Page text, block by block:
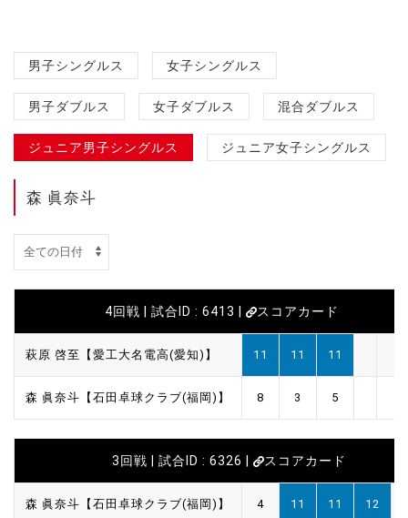
男子シングルス 女子シングルス
男子ダブルス 女子ダブルス 混合ダブルス
ジュニア男子シングルス ジュニア女子シングルス
森 眞奈斗
4回戦 | 試合ID : 6413 | スコアカード
萩原 啓至【愛工大名電高(愛知)】 11 11 11
森 眞奈斗【石田卓球クラブ(福岡)】 8 3 5
3回戦 | 試合ID : 6326 | スコアカード
森 眞奈斗【石田卓球クラブ(福岡)】 4 11 11 12